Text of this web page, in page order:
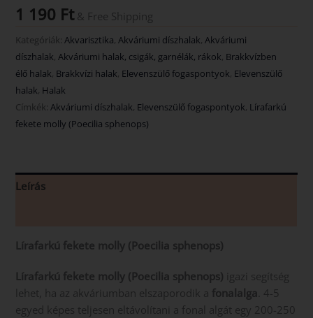
1 190 Ft & Free Shipping
Kategóriák: Akvarisztika, Akváriumi díszhalak, Akváriumi
díszhalak, Akváriumi halak, csigák, garnélák, rákok, Brakkvízben
élő halak, Brakkvízi halak, Elevenszülő fogaspontyok, Elevenszülő
halak, Halak
Címkék: Akváriumi díszhalak, Elevenszülő fogaspontyok, Lírafarkú
fekete molly (Poecilia sphenops)
Leírás
Lírafarkú fekete molly (Poecilia sphenops)
Lírafarkú fekete molly (Poecilia sphenops) igazi segítség
lehet, ha az akváriumban elszaporodik a fonalalga . 4-5
egyed képes teljesen eltávolítani a fonal algát egy 200-250